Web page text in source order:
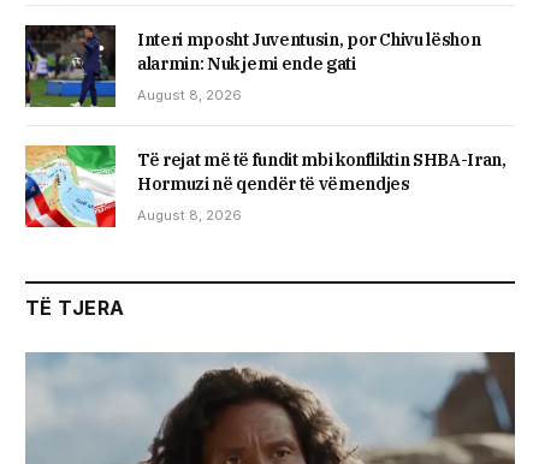
Interi mposht Juventusin, por Chivu lëshon
alarmin: Nuk jemi ende gati
August 8, 2026
Të rejat më të fundit mbi konfliktin SHBA-Iran,
Hormuzi në qendër të vëmendjes
August 8, 2026
TË TJERA